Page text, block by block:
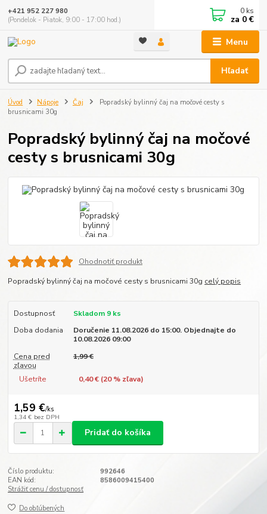
Menu
Hľadať
+421 952 227 980
(Pondelok - Piatok, 9:00 - 17:00 hod.)
0 ks
za 0 €
Úvod Nápoje Čaj
Popradský bylinný čaj na močové cesty s
brusnicami 30g
Popradský bylinný čaj na močové
cesty s brusnicami 30g
Ohodnotiť produkt
Popradský bylinný čaj na močové cesty s brusnicami 30g celý popis
Dostupnosť
Skladom 9 ks
Doba dodania
Doručenie 11.08.2026 do 15:00. Objednajte do
10.08.2026 09:00
Cena pred
zľavou
1,99 €
Ušetríte 0,40 € (20% zľava)
1,59 €/ks
1,34 € bez DPH
Pridať do košíka
Číslo produktu:
992646
EAN kód:
8586009415400
Strážiť cenu / dostupnosť
Do obľúbených